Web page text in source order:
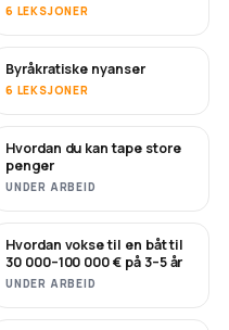
6 LEKSJONER
Byråkratiske nyanser
6 LEKSJONER
SNART
Hvordan du kan tape store
penger
UNDER ARBEID
NYTT
Hvordan vokse til en båt til
30 000–100 000 € på 3–5 år
UNDER ARBEID